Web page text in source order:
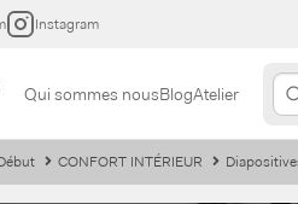
Instagram
Qui sommes nousBlogAtelier
CONFORT INTÉRIEUR